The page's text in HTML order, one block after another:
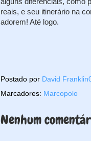
reais, e seu itinerário na
adorem! Até logo.
Postado por David
Marcadores: Marcopolo
Nenhum